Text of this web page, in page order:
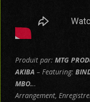
Produit par: MTG
AKIBA – Featuring:
MBO...
Arrangement,